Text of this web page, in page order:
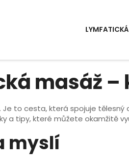
masáž –
to cesta, která spojuje
a tipy, které můžete okamžitě
myslí